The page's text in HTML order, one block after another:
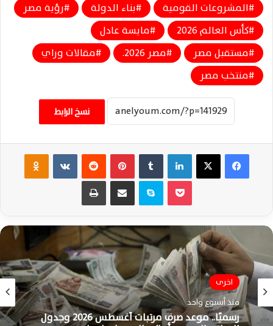
المشروعات القومية
بناء الدولة
رؤية مصر
كأس العالم 2026
مايسة عادل
مستقبل مصر
مصر 2026.
مقالات وراي
منتخب مصر
نسخ الرابط
فيسبوك ‫X لينكدإن بينتيريست ‏VKontakte
سكايب مشاركة عبر البريد طباعة
اخرى
منذ أسبوع واحد
مقالات ورأى
منذ أسبوع واحد